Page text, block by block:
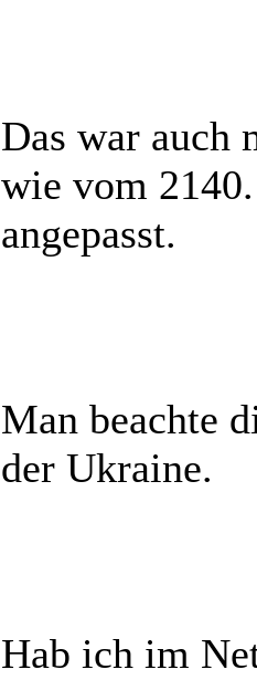
Das war auch
wie vom
angepasst.
Man beachte
der Ukraine.
Hab ich im